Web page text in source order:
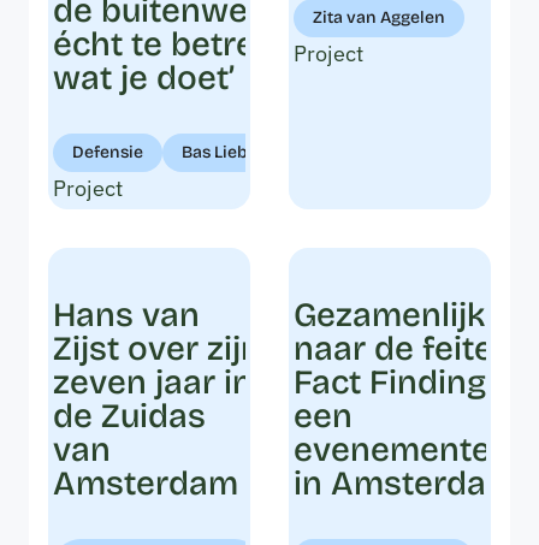
de buitenwereld
écht te betrekken bij
wat je doet’
Defensie Bas Liebeek
Project
Zita van Aggelen
Project
Hans van
Zijst over zijn
zeven jaar in
de Zuidas
van
Amsterdam
Gezamenlijk
naar de feiten:
Fact Finding
een
in Amsterdam